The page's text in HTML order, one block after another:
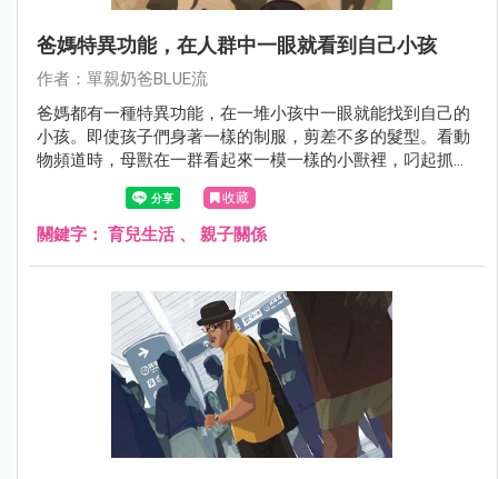
爸媽特異功能，在人群中一眼就看到自己小孩
作者：單親奶爸BLUE流
爸媽都有一種特異功能，在一堆小孩中一眼就能找到自己的
小孩。即使孩子們身著一樣的制服，剪差不多的髮型。看動
物頻道時，母獸在一群看起來一模一樣的小獸裡，叼起抓起
自己的骨肉，大概也是一樣的道理吧。
收藏
關鍵字： 育兒生活、 親子關係